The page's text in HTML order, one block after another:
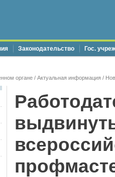
Законодательство Гос.
органе / Актуальная информация /